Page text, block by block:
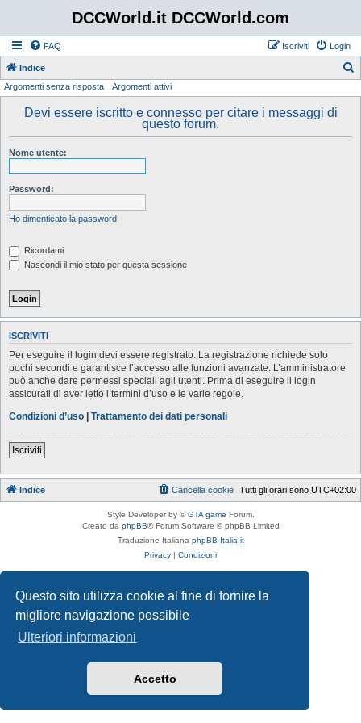
Questo sito utilizza cookie al fine di fornire la
migliore navigazione possibile
Ulteriori informazioni
Accetto
DCCWorld.it DCCWorld.com
FAQ Login
Iscriviti
Indice
Argomenti senza risposta Argomenti attivi
Devi essere iscritto e connesso per citare i messaggi di
questo forum.
Nome utente:
Password:
Ho dimenticato la password
Ricordami
Nascondi il mio stato per questa sessione
ISCRIVITI
Per eseguire il login devi essere registrato. La registrazione richiede solo
pochi secondi e garantisce l’accesso alle funzioni avanzate. L’amministratore
può anche dare permessi speciali agli utenti. Prima di eseguire il login
assicurati di aver letto i termini d’uso e le varie regole.
Condizioni d’uso | Trattamento dei dati personali
Iscriviti
Indice Tutti gli orari sono UTC+02:00
Cancella cookie
Style Developer by ©GTA game Forum.
Creato da phpBB® Forum Software © phpBB Limited
Traduzione Italiana phpBB-Italia.it
Privacy | Condizioni